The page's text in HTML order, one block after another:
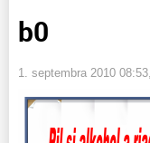
b0
1. septembra 2010 08:53